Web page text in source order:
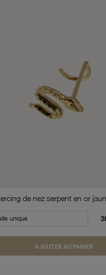
de nez serpent en or
unique
AJOUTER AU PANIER